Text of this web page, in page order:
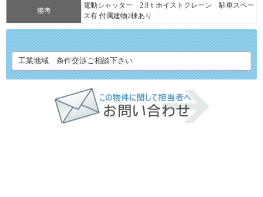
備考
電動シャッター 2.8ｔホイストクレーン 駐車スペー
ス有 付属建物2棟あり
工業地域 条件交渉ご相談下さい